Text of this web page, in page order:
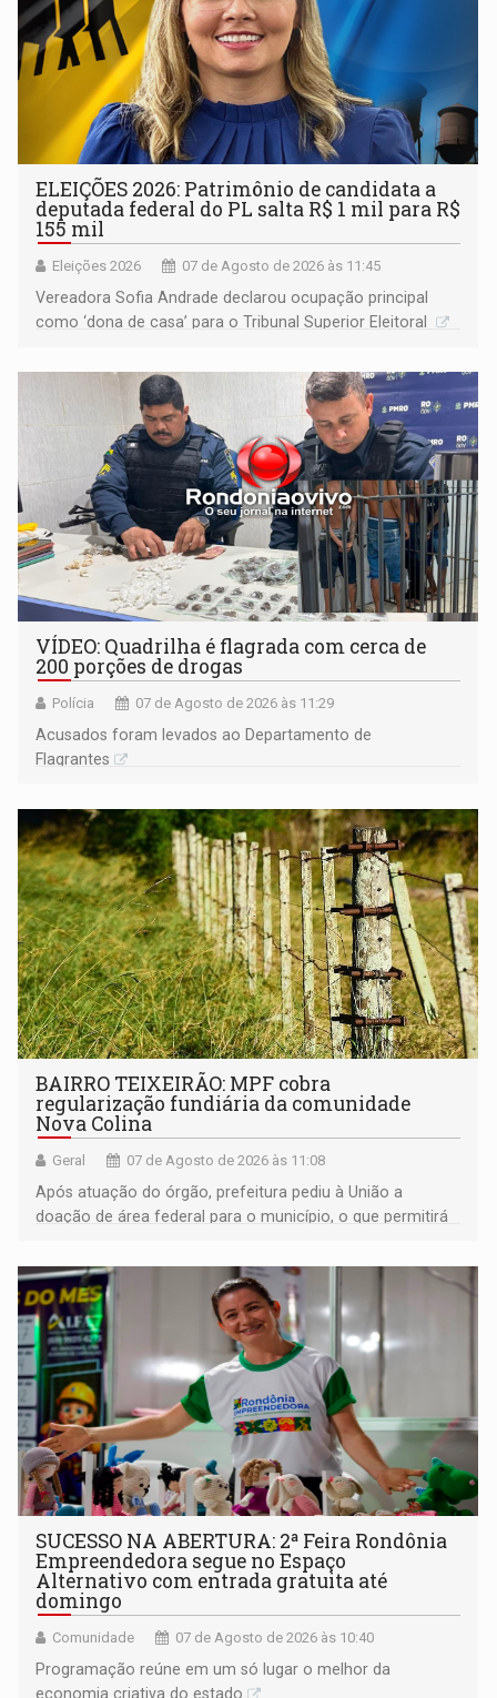
ELEIÇÕES 2026: Patrimônio de candidata a
deputada federal do PL salta R$ 1 mil para R$
155 mil
Eleições 2026 07 de Agosto de 2026 às 11:45
Vereadora Sofia Andrade declarou ocupação principal
como ‘dona de casa’ para o Tribunal Superior Eleitoral
VÍDEO: Quadrilha é flagrada com cerca de
200 porções de drogas
Polícia 07 de Agosto de 2026 às 11:29
Acusados foram levados ao Departamento de
Flagrantes
BAIRRO TEIXEIRÃO: MPF cobra
regularização fundiária da comunidade
Nova Colina
Geral 07 de Agosto de 2026 às 11:08
Após atuação do órgão, prefeitura pediu à União a
doação de área federal para o município, o que permitirá
SUCESSO NA ABERTURA: 2ª Feira Rondônia
Empreendedora segue no Espaço
Alternativo com entrada gratuita até
domingo
Comunidade 07 de Agosto de 2026 às 10:40
Programação reúne em um só lugar o melhor da
economia criativa do estado